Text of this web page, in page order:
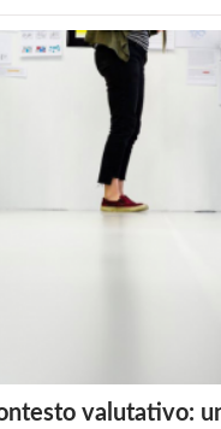
valutativo: